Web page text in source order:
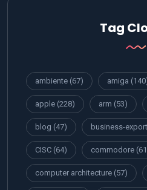
Tag
ambiente (67) amiga
apple (228) arm (53)
blog (47) business-export
CISC (64) commodore
computer architecture (57)